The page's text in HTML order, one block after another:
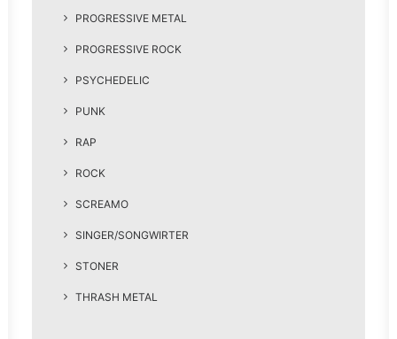
PROGRESSIVE METAL
PROGRESSIVE ROCK
PSYCHEDELIC
PUNK
RAP
ROCK
SCREAMO
SINGER/SONGWIRTER
STONER
THRASH METAL